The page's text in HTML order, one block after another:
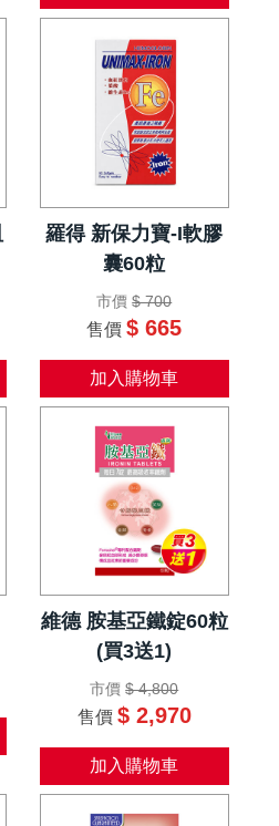
羅得 新保力寶-I軟膠
囊60粒
市價 $ 700
售價 $ 665
加入購物車
維德 胺基亞鐵錠60粒
(買3送1)
市價 $ 4,800
售價 $ 2,970
加入購物車